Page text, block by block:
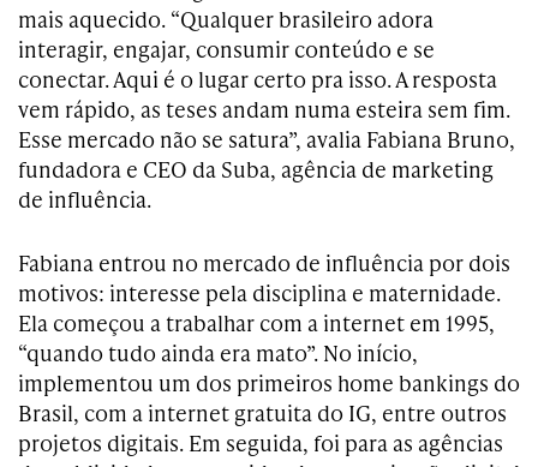
mais aquecido. “Qualquer brasileiro adora
interagir, engajar, consumir conteúdo e se
conectar. Aqui é o lugar certo pra isso. A resposta
vem rápido, as teses andam numa esteira sem fim.
Esse mercado não se satura”, avalia Fabiana Bruno,
fundadora e CEO da Suba, agência de marketing
de influência.
Fabiana entrou no mercado de influência por dois
motivos: interesse pela disciplina e maternidade.
Ela começou a trabalhar com a internet em 1995,
“quando tudo ainda era mato”. No início,
implementou um dos primeiros home bankings do
Brasil, com a internet gratuita do IG, entre outros
projetos digitais. Em seguida, foi para as agências